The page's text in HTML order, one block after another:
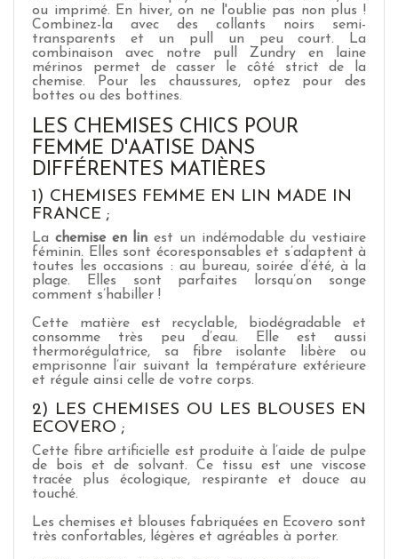
ou imprimé. En hiver, on ne l'oublie pas non plus !
Combinez-la avec des collants noirs semi-
transparents et un pull un peu court. La
combinaison avec notre pull Zundry en laine
mérinos permet de casser le côté strict de la
chemise. Pour les chaussures, optez pour des
bottes ou des bottines.
LES CHEMISES CHICS POUR
FEMME D'AATISE DANS
DIFFÉRENTES MATIÈRES
1) CHEMISES FEMME EN LIN MADE IN
FRANCE ;
La chemise en lin est un indémodable du vestiaire
féminin. Elles sont écoresponsables et s’adaptent à
toutes les occasions : au bureau, soirée d’été, à la
plage. Elles sont parfaites lorsqu’on songe
comment s’habiller !
Cette matière est recyclable, biodégradable et
consomme très peu d’eau. Elle est aussi
thermorégulatrice, sa fibre isolante libère ou
emprisonne l’air suivant la température extérieure
et régule ainsi celle de votre corps.
2) LES CHEMISES OU LES BLOUSES EN
ECOVERO ;
Cette fibre artificielle est produite à l’aide de pulpe
de bois et de solvant. Ce tissu est une viscose
tracée plus écologique, respirante et douce au
touché.
Les chemises et blouses fabriquées en Ecovero sont
très confortables, légères et agréables à porter.